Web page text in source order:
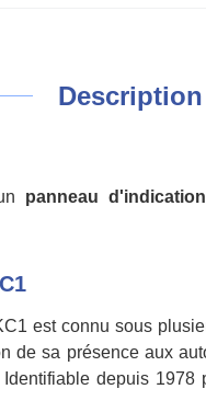
panneau
est connu sous
sa présence aux
depuis